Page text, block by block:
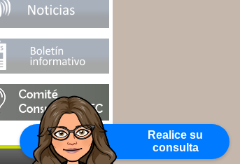
Realice su
consulta